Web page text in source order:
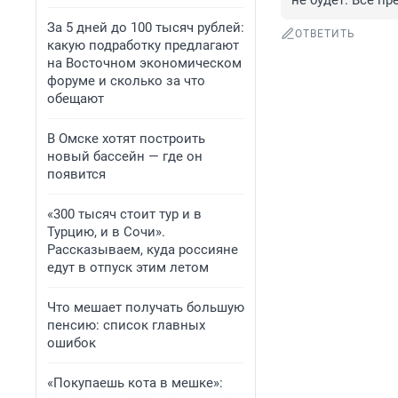
За 5 дней до 100 тысяч рублей:
какую подработку предлагают
на Восточном экономическом
форуме и сколько за что
обещают
В Омске хотят построить
новый бассейн — где он
появится
«300 тысяч стоит тур и в
Турцию, и в Сочи».
Рассказываем, куда россияне
едут в отпуск этим летом
Что мешает получать большую
пенсию: список главных
ошибок
«Покупаешь кота в мешке»:
ОТВЕТИТЬ